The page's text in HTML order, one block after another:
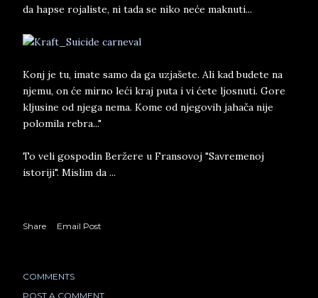
da hapse rojaliste, ni tada se niko neće maknuti...
Konj je tu, imate samo da ga uzjašete. Ali kad budete na
njemu, on će mirno leći kraj puta i vi ćete ljosnuti. Gore
kljusine od njega nema. Kome od njegovih jahača nije
polomila rebra..."
To veli gospodin Beržere u Fransovoj "Savremenoj
istoriji". Mislim da ...
Share Email Post
COMMENTS
POST A COMMENT